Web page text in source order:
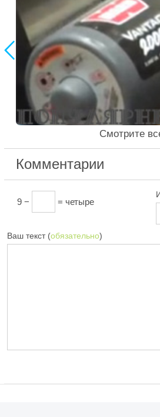

Смотрите
Комментарии
9 − = четыре
Ваш текст (обязательно)